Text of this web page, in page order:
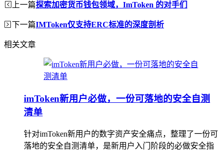
上一篇探索加密货币钱包领域，ImToken 的对手们
下一篇IMToken仅支持ERC标准的深度剖析
相关文章
imToken新用户必做，一份可落地的安全自测
清单
针对imToken新用户的数字资产安全痛点，整理了一份可
落地的安全自测清单，是新用户入门阶段的必做安全指